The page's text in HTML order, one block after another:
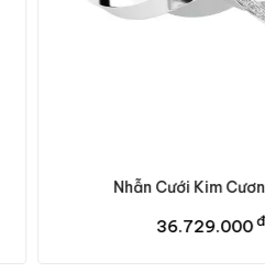
Nhẫn Cưới Kim Cương Nc1